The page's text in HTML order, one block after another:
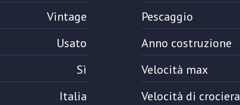
Vintage
Usato
Sì
Italia
Pescaggio
Anno costruzione
Velocità max
Velocità di crociera